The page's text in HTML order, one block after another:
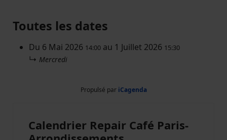
Toutes les dates
Du 6 Mai 2026 14:00 au 1 Juillet 2026 15:30
↳ Mercredi
Propulsé par iCagenda
Calendrier Repair Café Paris-